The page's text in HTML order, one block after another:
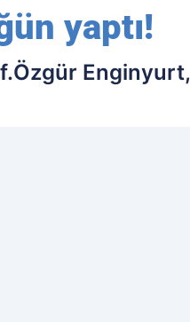
yaptı!
Enginyurt,